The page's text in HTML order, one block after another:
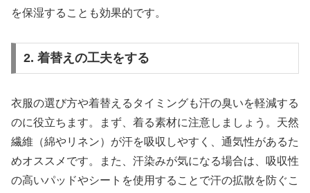
を保湿することも効果的です。
2. 着替えの工夫をする
衣服の選び方や着替えるタイミングも汗の臭いを軽減する
のに役立ちます。まず、着る素材に注意しましょう。天然
繊維（綿やリネン）が汗を吸収しやすく、通気性があるた
めオススメです。また、汗染みが気になる場合は、吸収性
の高いパッドやシートを使用することで汗の拡散を防ぐこ